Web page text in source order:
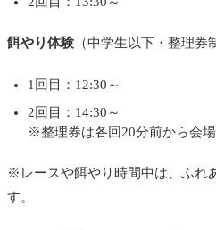
餌やり体験 （中学生以下・整理券
1回目：12:30～
2回目：14:30～
※整理券は各回20分前から会
※レースや餌やり時間中は、ふれ
す。